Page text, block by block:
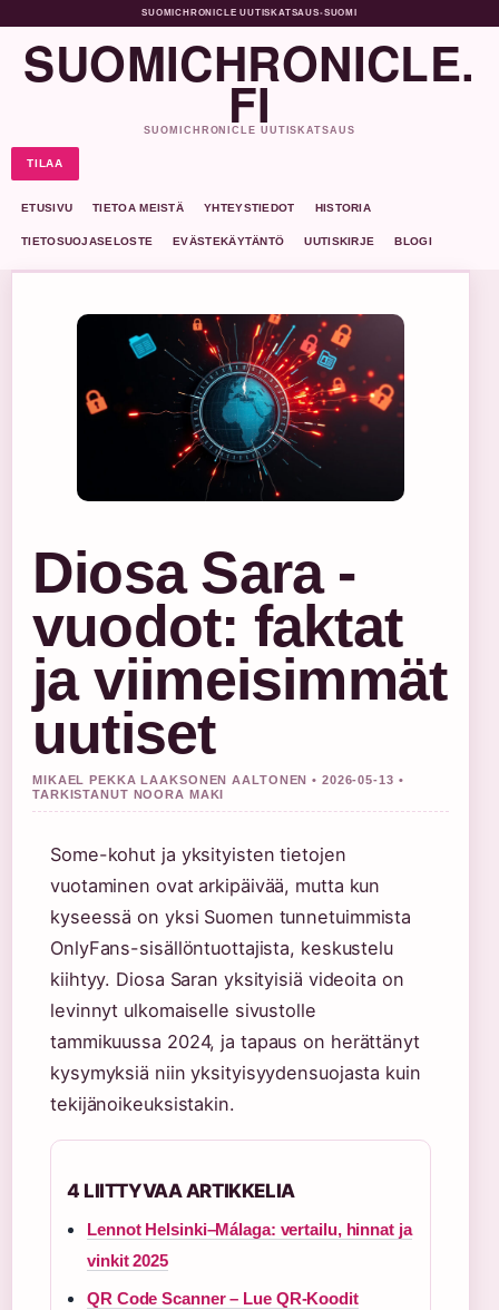
SUOMICHRONICLE UUTISKATSAUS•SUOMI
SUOMICHRONICLE.
FI
SUOMICHRONICLE UUTISKATSAUS
TILAA
ETUSIVU TIETOA MEISTÄ YHTEYSTIEDOT HISTORIA
TIETOSUOJASELOSTE EVÄSTEKÄYTÄNTÖ UUTISKIRJE BLOGI
Diosa Sara -
vuodot: faktat
ja viimeisimmät
uutiset
MIKAEL PEKKA LAAKSONEN AALTONEN • 2026-05-13 •
TARKISTANUT NOORA MAKI
Some-kohut ja yksityisten tietojen
vuotaminen ovat arkipäivää, mutta kun
kyseessä on yksi Suomen tunnetuimmista
OnlyFans-sisällöntuottajista, keskustelu
kiihtyy. Diosa Saran yksityisiä videoita on
levinnyt ulkomaiselle sivustolle
tammikuussa 2024, ja tapaus on herättänyt
kysymyksiä niin yksityisyydensuojasta kuin
tekijänoikeuksistakin.
4 LIITTYVAA ARTIKKELIA
Lennot Helsinki–Málaga: vertailu, hinnat ja
vinkit 2025
QR Code Scanner – Lue QR-Koodit